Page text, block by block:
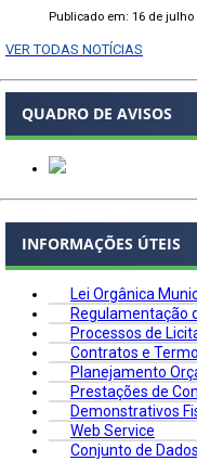
Publicado em: 16 de julho
VER TODAS NOTÍCIAS
QUADRO DE AVISOS
INFORMAÇÕES ÚTEIS
Lei Orgânica
Regulamentação
Processos de
Contratos e
Planejamento
Prestações de
Demonstrativos
Web Service
Conjunto de